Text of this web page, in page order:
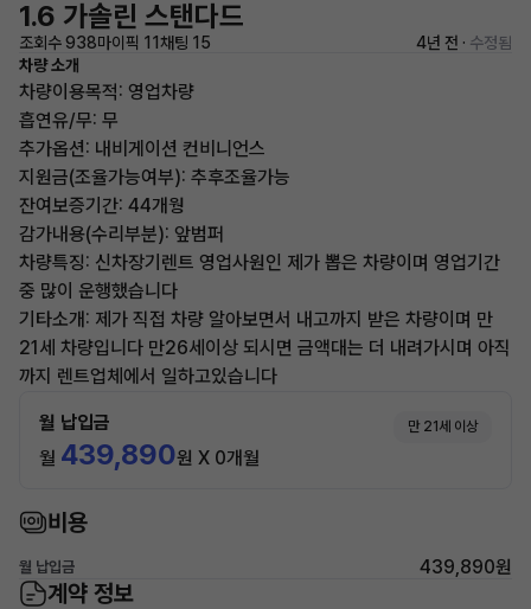
1.6 가솔린 스탠다드
조회수 938마이픽 11채팅 15 4년 전 · 수정됨
차량 소개
차량이용목적: 영업차량
흡연유/무: 무
추가옵션: 내비게이션 컨비니언스
지원금(조율가능여부): 추후조율가능
잔여보증기간: 44개웡
감가내용(수리부분): 앞범퍼
차량특징: 신차장기렌트 영업사원인 제가 뽑은 차량이며 영업기간
중 많이 운행했습니다
기타소개: 제가 직접 차량 알아보면서 내고까지 받은 차량이며 만
21세 차량입니다 만26세이상 되시면 금액대는 더 내려가시며 아직
까지 렌트업체에서 일하고있습니다
월 납입금 만 21세 이상
월 439,890원 X 0개월
비용
월 납입금 439,890원
계약 정보